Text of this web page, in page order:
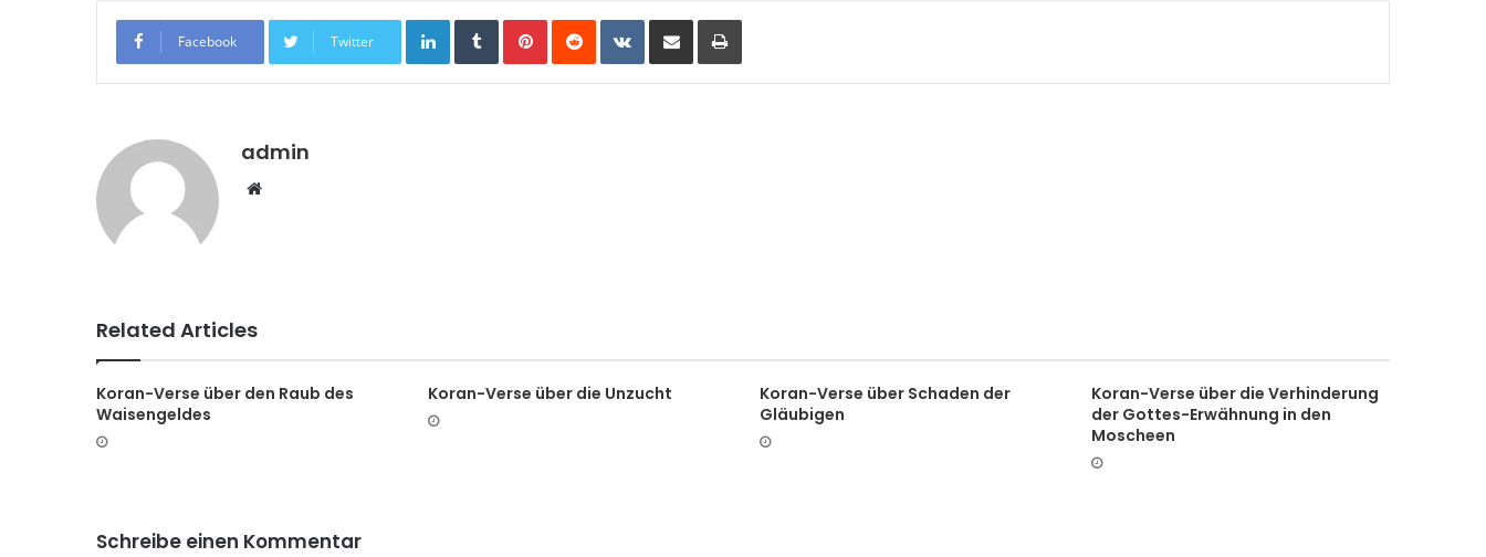
Facebook Twitter
LinkedIn Tumblr Pinterest Reddit VKontakte
admin
Related Articles
Koran-Verse über den Raub des
Waisengeldes
Koran-Verse über die Unzucht
Koran-Verse über Schaden der
Gläubigen
Koran-Verse über die Verhinderung
der Gottes-Erwähnung in den
Moscheen
Schreibe einen Kommentar